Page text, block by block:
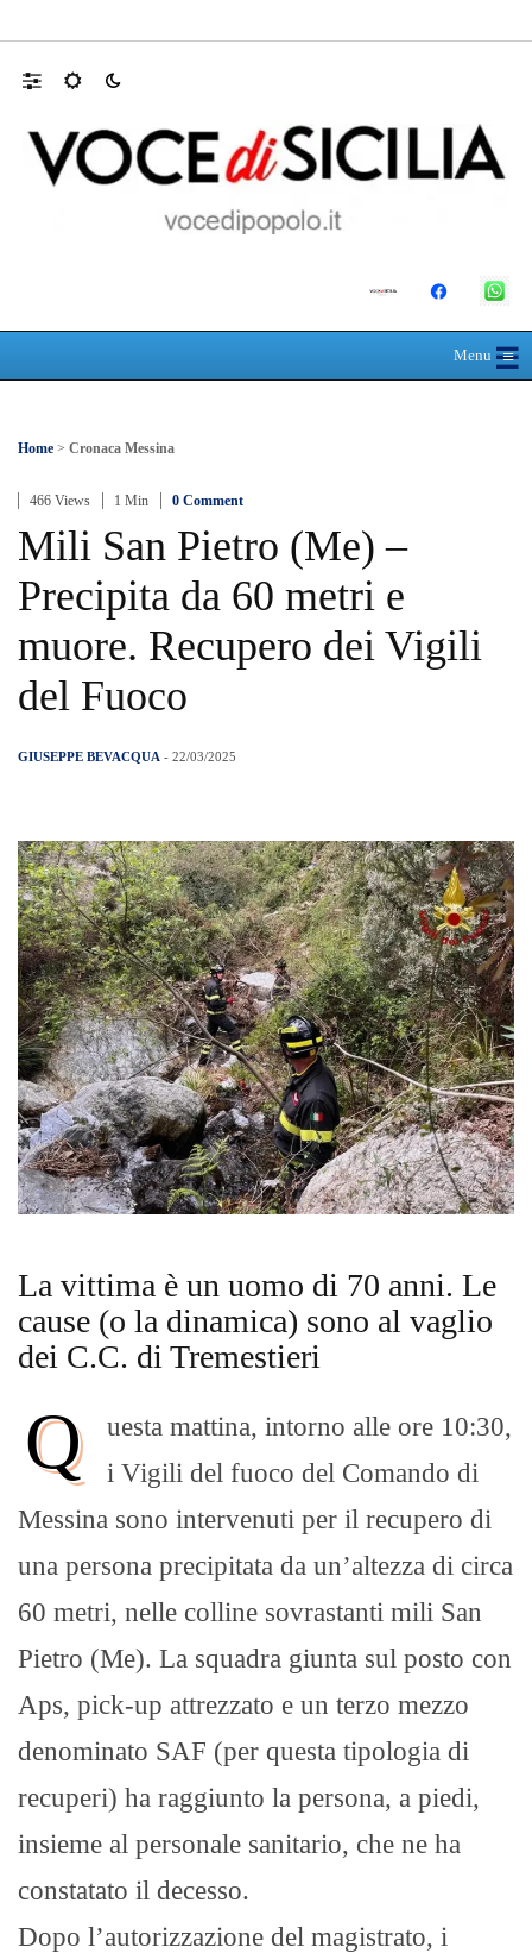
Menu≡
☰
Home > Cronaca Messina
466 Views 1 Min 0 Comment
Mili San Pietro (Me) –
Precipita da 60 metri e
muore. Recupero dei Vigili
del Fuoco
GIUSEPPE BEVACQUA - 22/03/2025
La vittima è un uomo di 70 anni. Le
cause (o la dinamica) sono al vaglio
dei C.C. di Tremestieri
Q
uesta mattina, intorno alle ore 10:30,
i Vigili del fuoco del Comando di
Messina sono intervenuti per il recupero di
una persona precipitata da un’altezza di circa
60 metri, nelle colline sovrastanti mili San
Pietro (Me). La squadra giunta sul posto con
Aps, pick-up attrezzato e un terzo mezzo
denominato SAF (per questa tipologia di
recuperi) ha raggiunto la persona, a piedi,
insieme al personale sanitario, che ne ha
constatato il decesso.
Dopo l’autorizzazione del magistrato, i